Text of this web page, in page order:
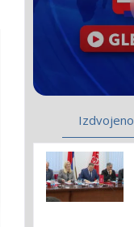
Izdvojeno